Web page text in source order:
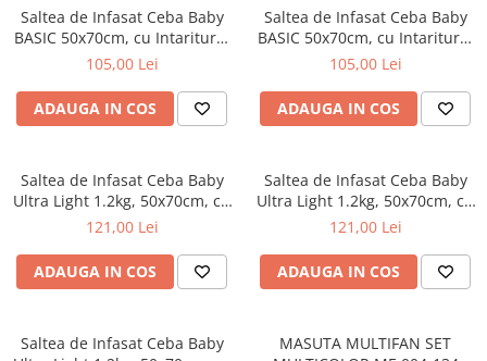
Saltea de Infasat Ceba Baby
BASIC 50x70cm, cu Intaritura,
Grosime 2cm, Sistem Anti-
216-000-729
105,00 Lei
ADAUGA IN COS
Saltea de Infasat Ceba Baby
BASIC 50x70cm, cu Intaritura,
Grosime 2cm, Sistem Anti-
216-000-728
105,00 Lei
ADAUGA IN COS
Saltea de Infasat Ceba Baby
Ultra Light 1.2kg, 50x70cm, cu
Intaritura, Grosime 3cm,
Alunecare, Iepurasul Clovn
204-000-751
121,00 Lei
ADAUGA IN COS
Saltea de Infasat Ceba Baby
Ultra Light 1.2kg, 50x70cm, cu
Intaritura, Grosime 3cm,
Alunecare, Iepurasul
Petrecaret 204-000-752
121,00 Lei
ADAUGA IN COS
Saltea de Infasat Ceba Baby
MASUTA MULTIFAN SET